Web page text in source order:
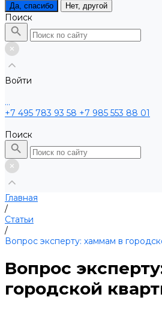
Да, спасибо Нет, другой
Поиск
Войти
...
+7 495 783 93 58 +7 985 553 88 01
Поиск
Главная
/
Статьи
/
Вопрос эксперту: хаммам в
Вопрос
городской